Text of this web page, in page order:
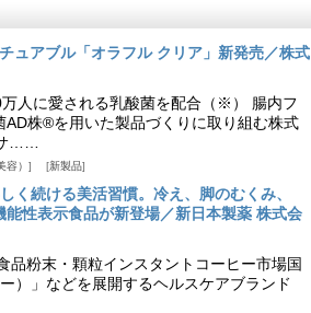
ュアブル「オラフル クリア」新発売／株式
人に愛される乳酸菌を配合（※） 腸内フ
株®を用いた製品づくりに取り組む株式
……
容） 新製品
く続ける美活習慣。冷え、脚のむくみ、
性表示食品が新登場／新日本製薬 株式会
品粉末・顆粒インスタントコーヒー市場国
）」などを展開するヘルスケアブランド